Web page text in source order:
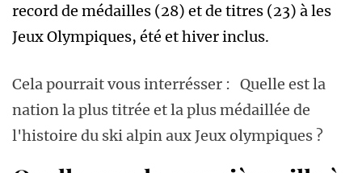
record de médailles (28) et de titres (23) à les
Jeux Olympiques, été et hiver inclus.
Cela pourrait vous interrésser : Quelle est la
nation la plus titrée et la plus médaillée de
l'histoire du ski alpin aux Jeux olympiques ?